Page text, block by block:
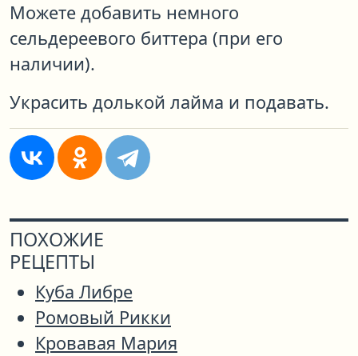
Можете добавить немного
сельдереевого биттера (при его
наличии).
Украсить долькой лайма и подавать.
ПОХОЖИЕ
РЕЦЕПТЫ
Куба Либре
Ромовый Рикки
Кровавая Мария